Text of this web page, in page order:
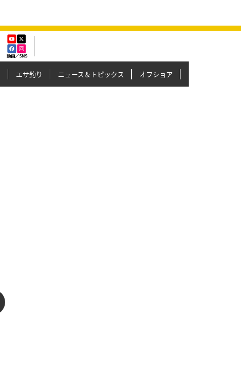
エサ釣り ニュース＆トピックス オフショア